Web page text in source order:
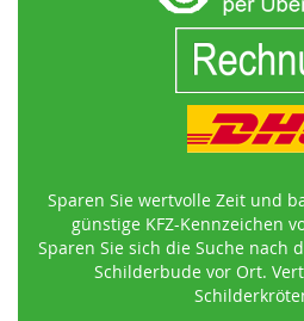
Sparen Sie wertvolle Zeit und
günstige KFZ-Kennzeichen
Sparen Sie sich die Suche nach
Schilderbude vor Ort.